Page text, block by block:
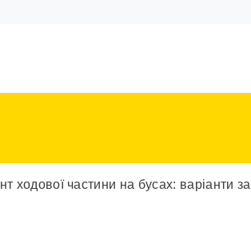
ходової частини на бусах: варіанти